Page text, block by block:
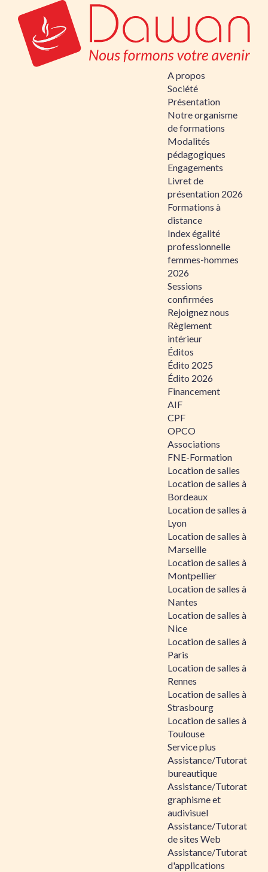
A propos
Société
Présentation
Notre organisme
de formations
Modalités
pédagogiques
Engagements
Livret de
présentation 2026
Formations à
distance
Index égalité
professionnelle
femmes-hommes
2026
Sessions
confirmées
Rejoignez nous
Règlement
intérieur
Éditos
Édito 2025
Édito 2026
Financement
AIF
CPF
OPCO
Associations
FNE-Formation
Location de salles
Location de salles à
Bordeaux
Location de salles à
Lyon
Location de salles à
Marseille
Location de salles à
Montpellier
Location de salles à
Nantes
Location de salles à
Nice
Location de salles à
Paris
Location de salles à
Rennes
Location de salles à
Strasbourg
Location de salles à
Toulouse
Service plus
Assistance/Tutorat
bureautique
Assistance/Tutorat
graphisme et
audivisuel
Assistance/Tutorat
de sites Web
Assistance/Tutorat
d'applications